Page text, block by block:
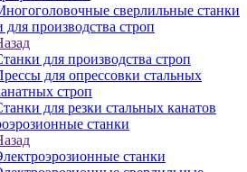
сверлильные станки
для производства строп
для производства строп
для опрессовки стальных
строп
для резки стальных канатов
станки
станки